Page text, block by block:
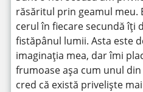
răsăritul prin geamul meu.
cerul în fiecare secundă îţi
fistăpânul lumii. Asta este
imaginaţia mea, dar îmi
frumoase așa cum unul
cred că există priveliște